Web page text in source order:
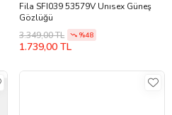
Fila SFI039 53579V Unısex Güneş
Gözlüğü
3.349,00 TL
%48
1.739,00 TL